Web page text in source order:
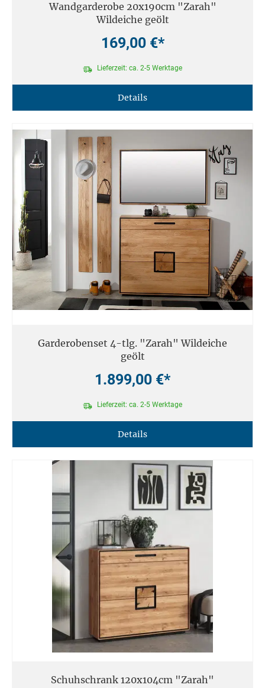
Wandgarderobe 20x190cm "Zarah"
Wildeiche geölt
169,00 €*
Lieferzeit: ca. 2-5 Werktage
Details
Garderobenset 4-tlg. "Zarah" Wildeiche
geölt
1.899,00 €*
Lieferzeit: ca. 2-5 Werktage
Details
Schuhschrank 120x104cm "Zarah"